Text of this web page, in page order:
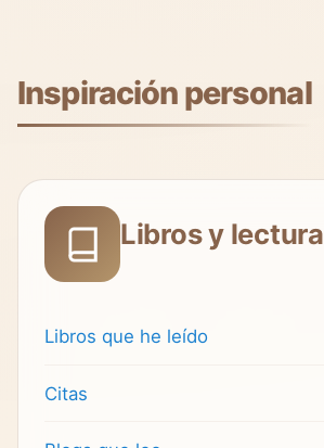
Inspiración personal
Libros y lectura
Libros que he leído
Citas